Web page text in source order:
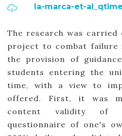
la-marca-et-
The research was
project to combat failure
the provision of
students entering the
time, with a view to
offered. First, it was
content validity of a
questionnaire of one's